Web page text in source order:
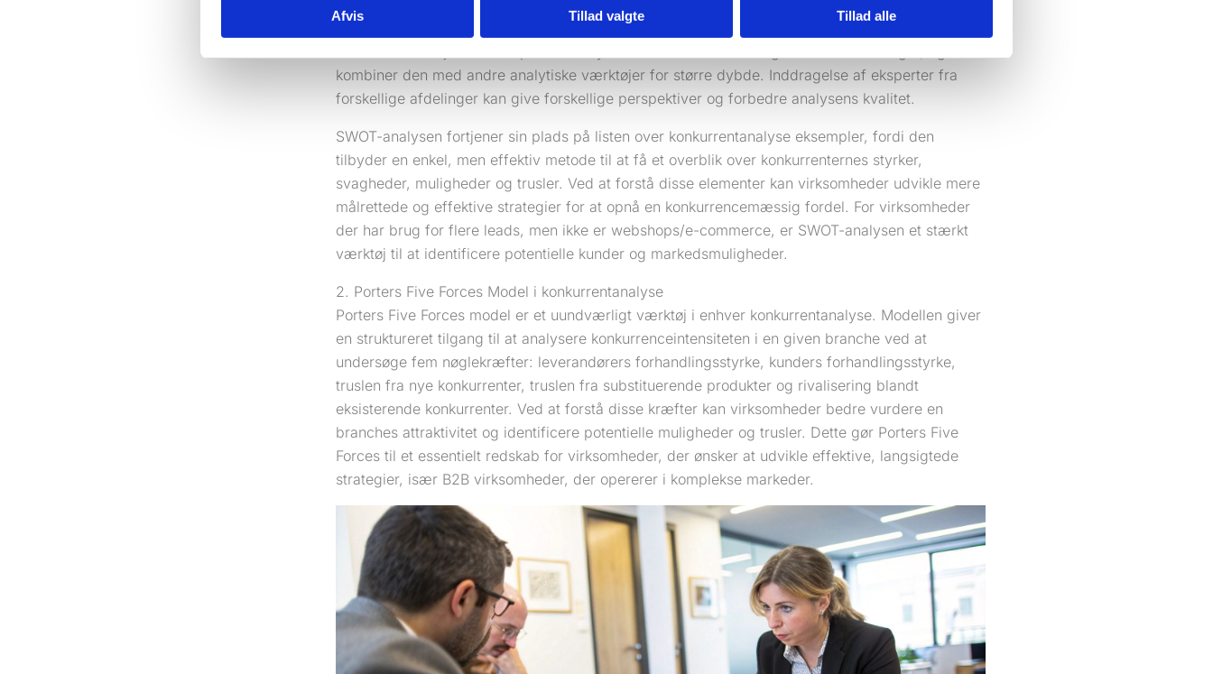
Afvis Tillad valgte Tillad alle
For at få mest muligt ud af en SWOT-analyse, anbefales det at indsamle data fra flere kilder for
kombiner den med andre analytiske værktøjer for større dybde. Inddragelse af eksperter fra
forskellige afdelinger kan give forskellige perspektiver og forbedre analysens kvalitet.
SWOT-analysen fortjener sin plads på listen over konkurrentanalyse eksempler, fordi den
tilbyder en enkel, men effektiv metode til at få et overblik over konkurrenternes styrker,
svagheder, muligheder og trusler. Ved at forstå disse elementer kan virksomheder udvikle mere
målrettede og effektive strategier for at opnå en konkurrencemæssig fordel. For virksomheder
der har brug for flere leads, men ikke er webshops/e-commerce, er SWOT-analysen et stærkt
værktøj til at identificere potentielle kunder og markedsmuligheder.
2. Porters Five Forces Model i konkurrentanalyse
Porters Five Forces model er et uundværligt værktøj i enhver konkurrentanalyse. Modellen giver
en struktureret tilgang til at analysere konkurrenceintensiteten i en given branche ved at
undersøge fem nøglekræfter: leverandørers forhandlingsstyrke, kunders forhandlingsstyrke,
truslen fra nye konkurrenter, truslen fra substituerende produkter og rivalisering blandt
eksisterende konkurrenter. Ved at forstå disse kræfter kan virksomheder bedre vurdere en
branches attraktivitet og identificere potentielle muligheder og trusler. Dette gør Porters Five
Forces til et essentielt redskab for virksomheder, der ønsker at udvikle effektive, langsigtede
strategier, især B2B virksomheder, der opererer i komplekse markeder.